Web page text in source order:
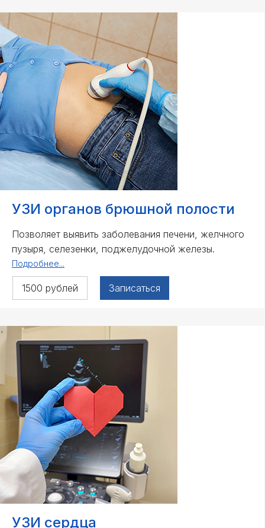
УЗИ органов брюшной полости
Позволяет выявить заболевания печени, желчного
пузыря, селезенки, поджелудочной железы.
Подробнее...
1500 рублей Записаться
УЗИ сердца